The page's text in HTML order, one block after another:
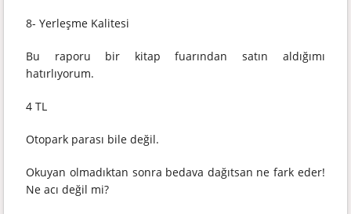
8- Yerleşme Kalitesi
Bu raporu bir kitap fuarından satın aldığımı
hatırlıyorum.
4 TL
Otopark parası bile değil.
Okuyan olmadıktan sonra bedava dağıtsan ne fark eder!
Ne acı değil mi?